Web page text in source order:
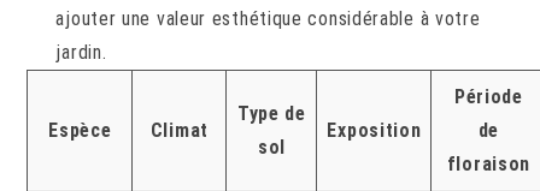
ajouter une valeur esthétique considérable à votre
jardin.
Espèce Climat
Type de
sol
Exposition
Période
de
floraison